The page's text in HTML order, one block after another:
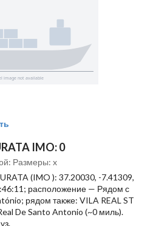
IMO: 0
Размеры: x
(IMO ): 37.20030, -7.41309,
расположение — Рядом с
рядом также: VILA REAL ST
De Santo Antonio (~0 миль).